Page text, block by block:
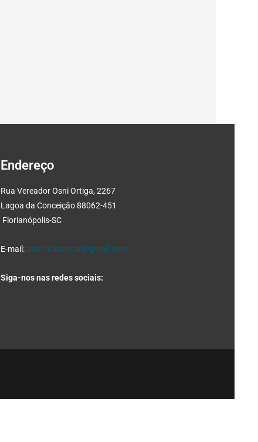
Endereço
Rua Vereador Osni Ortiga, 2267
Lagoa da Conceição 88062-451
Florianópolis-SC
E-mail: adm.andramar@gmail.com
Siga-nos nas redes sociais: